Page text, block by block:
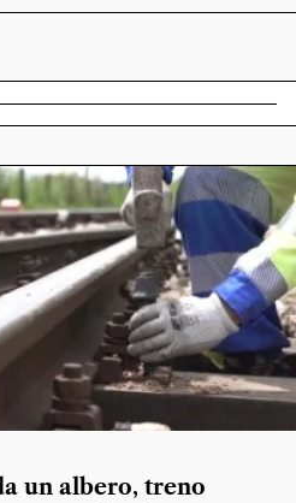
un albero, treno